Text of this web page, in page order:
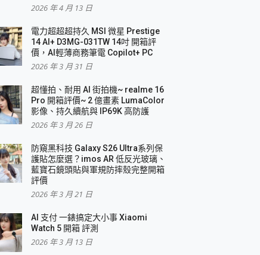
走
評測
資料救援軟體
拍神機 vivo V30 Pro
2026 年 4 月 13 日
電力超超超持久 MSI 微星 Prestige
14 AI+ D3MG-031TW 14吋 開箱評
價，AI輕薄商務筆電 Copilot+ PC
2026 年 3 月 31 日
超懂拍、耐用 AI 街拍機~ realme 16
Pro 開箱評價~ 2 億畫素 LumaColor
影像、持久續航與 IP69K 高防護
2026 年 3 月 26 日
防窺黑科技 Galaxy S26 Ultra系列保
護貼怎麼選？imos AR 低反光玻璃、
藍寶石鏡頭貼與軍規防摔殼完整開箱
評價
2026 年 3 月 21 日
AI 支付 一錶搞定大小事 Xiaomi
Watch 5 開箱 評測
2026 年 3 月 13 日